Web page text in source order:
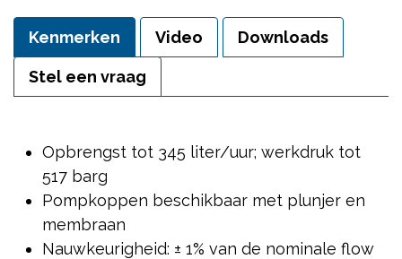
Kenmerken Video Downloads
Stel een vraag
Opbrengst tot 345 liter/uur; werkdruk tot
517 barg
Pompkoppen beschikbaar met plunjer en
membraan
Nauwkeurigheid: ± 1% van de nominale flow